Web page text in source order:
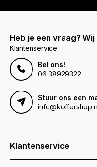
Heb je een vraag?
Klantenservice:
Bel ons!
06 38929322
Stuur ons een
Klantenservice